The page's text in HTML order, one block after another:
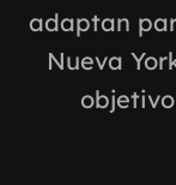
adaptan
Nueva